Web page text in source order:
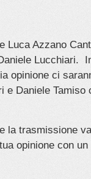
Luca Azzano
Lucchiari.
opinione ci
e Daniele Tamiso
la trasmissione
opinione con